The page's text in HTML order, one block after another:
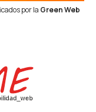
por la Green Web